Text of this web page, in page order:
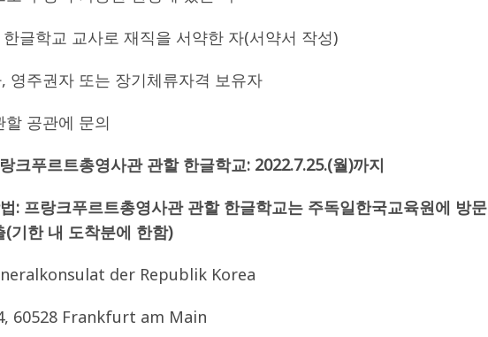
글학교 교사로 재직을 서약한 자(서약서 작성)
영주권자 또는 장기체류자격 보유자
할 공관에 문의
크푸르트총영사관 관할 한글학교: 2022.7.25.(월)까지
: 프랑크푸르트총영사관 관할 한글학교는 주독일한국교육원에 방문
(기한 내 도착분에 한함)
der Republik Korea
60528 Frankfurt am Main